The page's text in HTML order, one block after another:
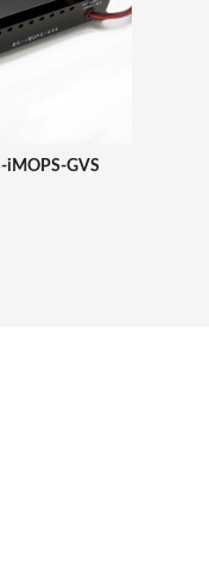
iMOPS-GVS